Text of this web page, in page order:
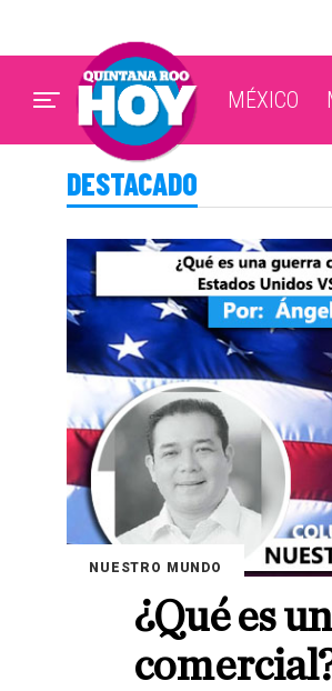
MÉXICO
DESTACADO
NUESTRO MUNDO
¿Qué es